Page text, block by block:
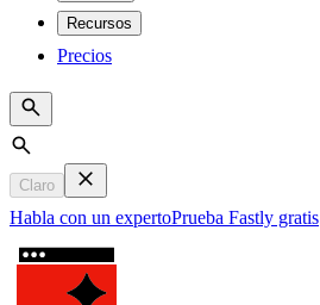
Recursos
Precios
Search
Claro
Habla con un expertoPrueba Fastly gratis